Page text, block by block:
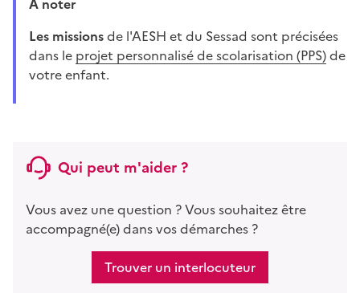
Les missionsde l'AESH et du Sessad sont précisées
dans le projet personnalisé de scolarisation (PPS)de
votre enfant.
Qui peut m'aider ?
Vous avez une question ? Vous souhaitez être
accompagné(e) dans vos démarches ?
Trouver un interlocuteur